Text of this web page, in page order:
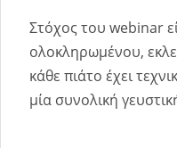
Στόχος του webinar
ολοκληρωμένου,
κάθε πιάτο έχει
μία συνολική